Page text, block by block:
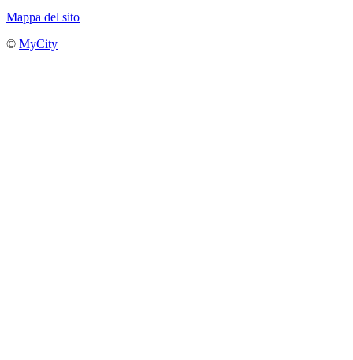
Mappa del sito
© MyCity